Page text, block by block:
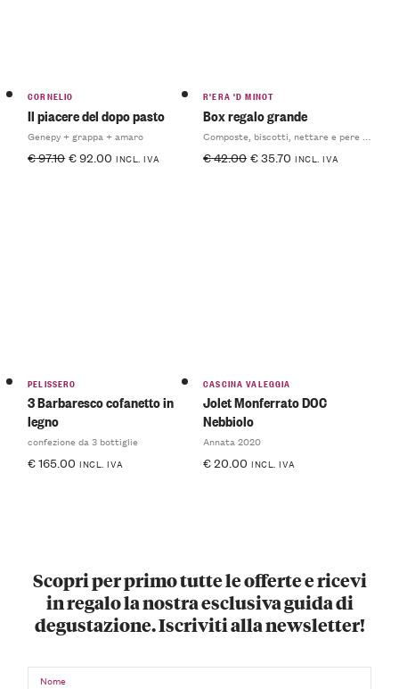
CORNELIO
Il piacere del dopo pasto
Genepy + grappa + amaro
€97.10 €92.00 INCL. IVA
R'ERA 'D MINOT
Box regalo grande
Composte, biscotti, nettare e pere sciroppate
€42.00 €35.70 INCL. IVA
PELISSERO
3 Barbaresco cofanetto in
legno
confezione da 3 bottiglie
€165.00 INCL. IVA
CASCINA VALEGGIA
Jolet Monferrato DOC
Nebbiolo
Annata 2020
€20.00 INCL. IVA
Scopri per primo tutte le offerte e ricevi
in regalo la nostra esclusiva guida di
degustazione. Iscriviti alla newsletter!
Nome